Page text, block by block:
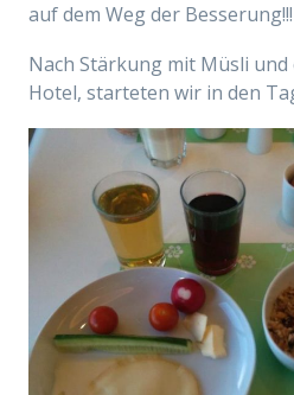
auf dem Weg der Besserung!!!
Nach Stärkung mit Müsli
Hotel, starteten wir in den